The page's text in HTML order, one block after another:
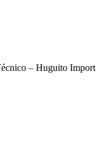
– Huguito Import